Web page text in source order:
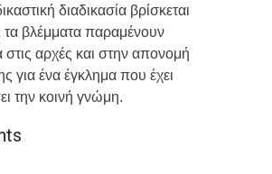
διαδικασία βρίσκεται
τα βλέμματα παραμένουν
στις αρχές και στην απονομή
για ένα έγκλημα που έχει
την κοινή γνώμη.